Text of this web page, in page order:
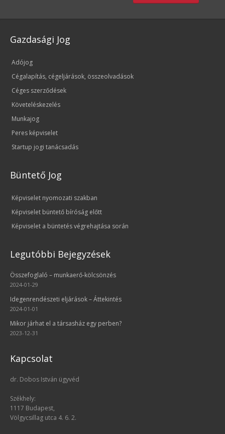
Gazdasági Jog
Adójog
Cégalapítás, cégeljárások, összeolvadások
Céges szerződések
Követeléskezelés
Munkajog
Peres képviselet
Startup jogi tanácsadás
Büntető Jog
Képviselet nyomozati szakban
Képviselet büntető bíróság előtt
Képviselet a büntetés végrehajtása során
Legutóbbi Bejegyzések
Összefoglaló – munkaerő-kölcsönzés
2024-01-29
Idegenrendészeti eljárások – Áttekintés
2024-01-01
Mikor járhat el a társasház egy perben?
2023-12-31
Kapcsolat
dr. Dobos István ügyvéd
Székhely:
1117 Budapest,
Völgycsillag utca 4. 6. 2.